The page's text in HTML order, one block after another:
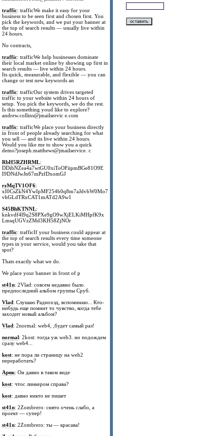
traffic: trafficWe make it easy for your
business to be seen first and chosen first. You
pick the keywords, and we put your banner at
the top of search results — usually live within
24 hours.
No contracts,
traffic: trafficWe help businesses dominate
their local market online by showing up first in
search results — live within 24 hours.
Its quick, measurable, and flexible — you can
change or test new keywords an
traffic: trafficOur system drives targeted
traffic to your website within 24 hours of
setup. You pick the keywords, we do the rest.
Is this something youd like to explore?
andrew.collins@jmailservic e.com
traffic: trafficWe place your business directly
in front of people already searching for what
you sell — and its live within 24 hours.
Would you like me to show you a quick
demo?joseph.matthews@jmailservice. c
RbH5RZHRML:
DDibNZea4a7wtGU0xiToOFiipmBGe81O9E
I9DNdJwJn67mPzfDxomGJ
rzMqTV1OF6:
xI0CsZkN4YwIpMF254b0q8m7aJdvbW0Mo7
vhGLdTRxCAT1mATd2A9w1
S45BhKTNNL:
knkvdf4l9q2S8PXe9gO9wXjELKiMHpfK9x
LmsqUGVzZMd3KH58ZjNOr
traffic: trafficIf your business could appear at
the top of search results every time someone
types in your service, would you take that
spot?
Thats exactly what we do.
We place your banner in front of p
st41n: 2Vlad: совсем недавно было.
предпоследний альбом группы Сруб.
Vlad: Слушаю Радиохэд, вспоминаю... Кто-
нибудь еще помнит то чувство, когда тебе
заходит новый альбом?
Vlad: 2normal: web4, ,будет самый раз!
normal: 2kost: тогда уж web3. но подождем
сразу web4...
kost: не пора ли страницу на web2
переработать?
Арик: Он давно в таком виде
kost: чтос линкером справа?
kost: давно никто не пишет
st41n: 2Zombrero: снято очень слабо, а
проект — супер!
st41n: 2Zombrero: ты — красава!